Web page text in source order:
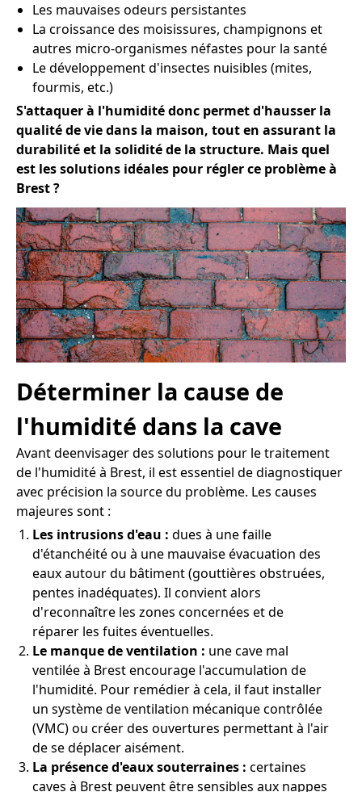
Les mauvaises odeurs persistantes
La croissance des moisissures, champignons et
autres micro-organismes néfastes pour la santé
Le développement d'insectes nuisibles (mites,
fourmis, etc.)
S'attaquer à l'humidité donc permet d'hausser la
qualité de vie dans la maison, tout en assurant la
durabilité et la solidité de la structure. Mais quel
est les solutions idéales pour régler ce problème à
Brest ?
Déterminer la cause de
l'humidité dans la cave
Avant deenvisager des solutions pour le traitement
de l'humidité à Brest, il est essentiel de diagnostiquer
avec précision la source du problème. Les causes
majeures sont :
Les intrusions d'eau : dues à une faille
d'étanchéité ou à une mauvaise évacuation des
eaux autour du bâtiment (gouttières obstruées,
pentes inadéquates). Il convient alors
d'reconnaître les zones concernées et de
réparer les fuites éventuelles.
Le manque de ventilation : une cave mal
ventilée à Brest encourage l'accumulation de
l'humidité. Pour remédier à cela, il faut installer
un système de ventilation mécanique contrôlée
(VMC) ou créer des ouvertures permettant à l'air
de se déplacer aisément.
La présence d'eaux souterraines : certaines
caves à Brest peuvent être sensibles aux nappes